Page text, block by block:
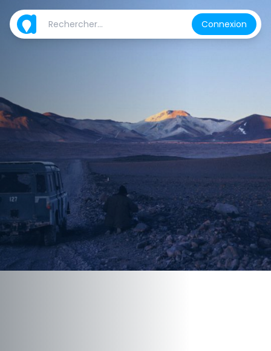
Connexion